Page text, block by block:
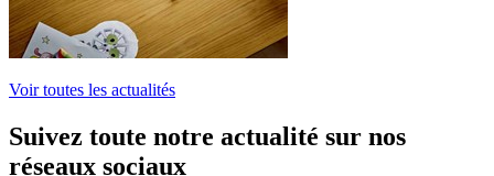
Voir toutes les actualités
Suivez toute notre actualité sur nos
réseaux sociaux